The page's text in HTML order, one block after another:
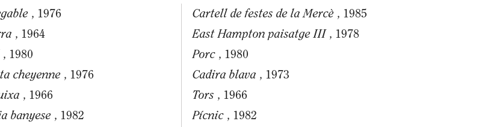
, 1976
, 1964
, 1980
cheyenne , 1976
, 1966
banyese , 1982
Cartell de festes de la Mercè , 1985
East Hampton paisatge III , 1978
Porc , 1980
Cadira blava , 1973
Tors , 1966
Pícnic , 1982